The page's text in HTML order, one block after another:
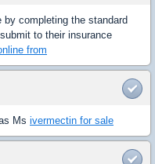
completing the standard
to their insurance
from
Ms ivermectin for sale